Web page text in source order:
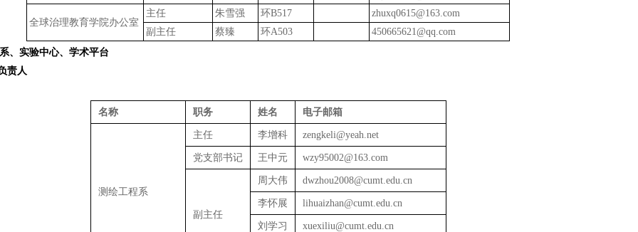
全球治理教育学院办公室
主任 朱雪强 环B517
zhuxq0615@163.com
副主任
蔡臻 环A503
450665621@qq.com
、实验中心、学术平台
责人
名称 职务 姓名 电子邮箱
测绘工程系
主任 李增科 zengkeli@yeah.net
党支部书记 王中元 wzy95002@163.com
副主任
周大伟 dwzhou2008@cumt.edu.cn
李怀展 lihuaizhan@cumt.edu.cn
刘学习 xuexiliu@cumt.edu.cn